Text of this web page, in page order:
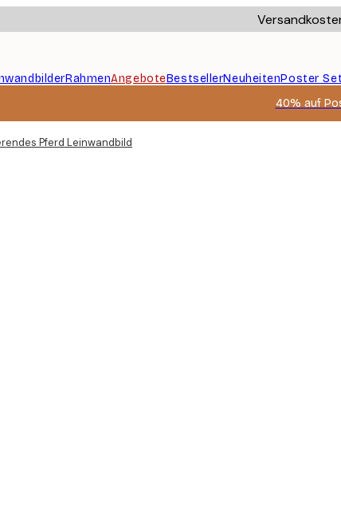
RahmenAngeboteBestsellerNeuheitenPoster
40% auf
Pferd Leinwandbild